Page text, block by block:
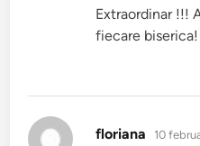
Extraordinar !!!
fiecare biserica!
floriana spune:
10